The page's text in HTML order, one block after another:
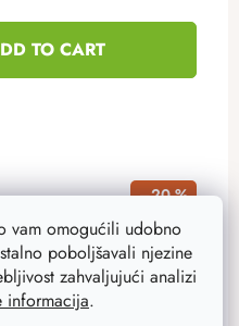
vam omogućili udobno
poboljšavali njezine
zahvaljujući analizi
informacija.
TO CART
–20 %